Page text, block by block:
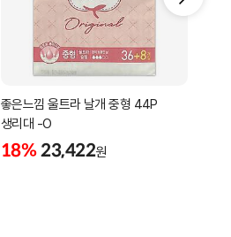
좋은느낌 울트라 날개 중형 44P
생리대 -O
18% 23,422원